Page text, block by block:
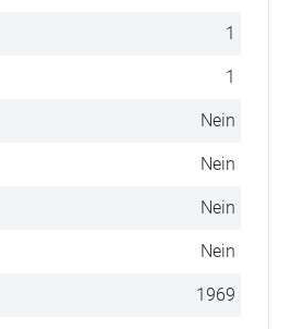
1
1
Nein
Nein
Nein
Nein
1969